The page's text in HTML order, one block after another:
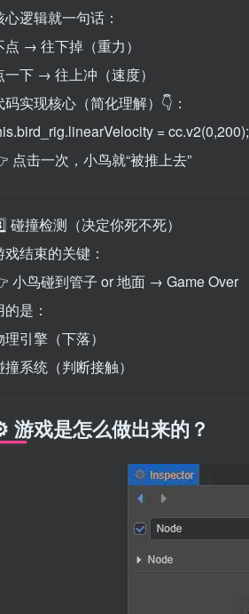
心逻辑就一句话：
点 → 往下掉（重力）
一下 → 往上冲（速度）
码实现核心（简化理解）👇：
= cc.v2(0,200);
点击一次，小鸟就“被推上去”
碰撞检测（决定你死不死）
戏结束的关键：
小鸟碰到管子 or 地面 → Game Over
的是：
理引擎（下落）
撞系统（判断接触）
游戏是怎么做出来的？